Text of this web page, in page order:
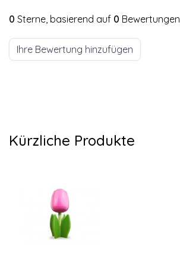
0 Sterne, basierend auf 0 Bewertungen
Ihre Bewertung hinzufügen
Kürzliche Produkte